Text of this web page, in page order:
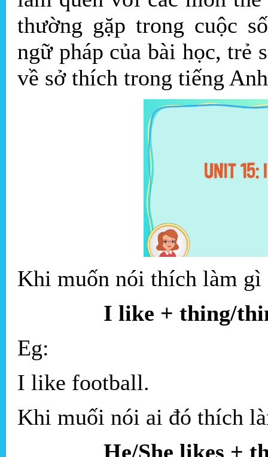
thường gặp trong cuộc
ngữ pháp của bài học, trẻ
về sở thích trong tiếng
Khi muốn nói thích làm gì
I like + thing/
Eg:
I like football.
Khi muối nói ai đó thích
He/She likes +